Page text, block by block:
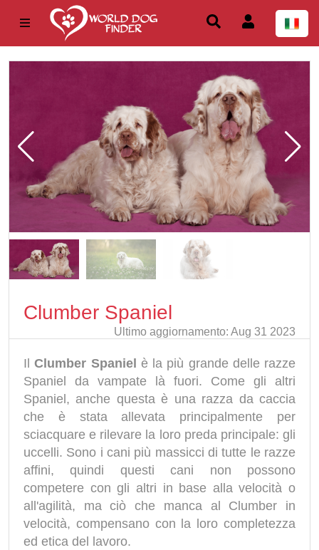
Clumber Spaniel
Ultimo aggiornamento: Aug 31 2023
IlClumber Spaniel è la più grande delle razze
Spaniel da vampate là fuori. Come gli altri
Spaniel, anche questa è una razza da caccia
che è stata allevata principalmente per
sciacquare e rilevare la loro preda principale: gli
uccelli. Sono i cani più massicci di tutte le razze
affini, quindi questi cani non possono
competere con gli altri in base alla velocità o
all'agilità, ma ciò che manca al Clumber in
velocità, compensano con la loro completezza
ed etica del lavoro.